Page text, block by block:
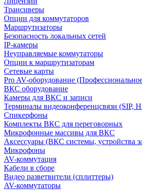
Трансиверы
Опции для коммутаторов
Маршрутизаторы
Безопасность локальных сетей
IP-камеры
Неуправляемые коммутаторы
Опции к маршрутизаторам
Сетевые карты
Pro AV-оборудование
ВКС оборудование
Камеры для ВКС и записи
Терминалы видеоконференцсвязи (SIP,
Спикерфоны
Комплекты ВКС для переговорных
Микрофонные массивы для ВКС
Аксессуары (ВКС системы, устройства
Микрофоны
AV-коммутация
Кабели в сборе
Видео разветвители (сплиттеры)
AV-коммутаторы